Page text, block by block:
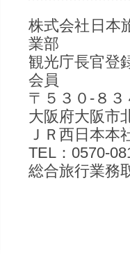
株式会社日
業部
観光庁長官登
会員
〒５３０-８３
大阪府大阪市
ＪＲ西日本本
TEL：0570-
総合旅行業務